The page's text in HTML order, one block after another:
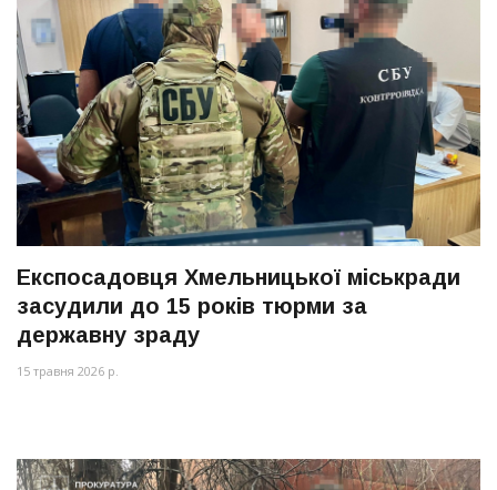
Експосадовця Хмельницької міськради
засудили до 15 років тюрми за
державну зраду
15 травня 2026 р.